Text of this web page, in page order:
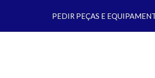
Skip to main content
PEDIR PEÇAS E